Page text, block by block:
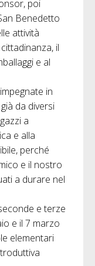
poi
Benedetto
attività
il
e al
in
da diversi
a
e alla
perché
e il nostro
a durare nel
e terze
e il 7 marzo
elementari